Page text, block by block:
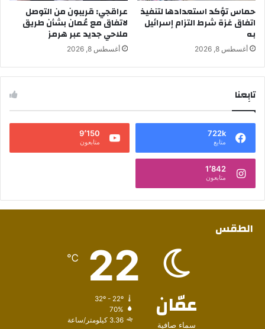
حماس تؤكد استعدادها لتنفيذ
اتفاق غزة شرط التزام إسرائيل
به
أغسطس 8, 2026
عراقجي: قريبون من التوصل
لاتفاق مع عُمان بشأن طريق
ملاحي جديد عبر هرمز
أغسطس 8, 2026
تابِعنا
722k
متابع
9٬150
متابعون
1٬842
متابعون
الطقس
عمّان
سماء صافية
22
℃
32º - 22º
70%
3.36 كيلومتر/ساعة